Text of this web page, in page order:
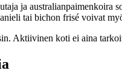
ja australianpaimenkoira
tai bichon frisé voivat
Aktiivinen koti ei aina